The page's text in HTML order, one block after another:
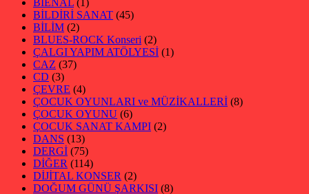
BİLDİRİ SANAT (45)
BİLİM (2)
BLUES-ROCK Konseri (2)
ÇALGI YAPIM ATÖLYESİ (1)
CAZ (37)
CD (3)
ÇEVRE (4)
ÇOCUK OYUNLARI ve MÜZİKALLERİ (8)
ÇOCUK OYUNU (6)
ÇOCUK SANAT KAMPI (2)
DANS (13)
DERGİ (75)
DİĞER (114)
DİJİTAL KONSER (2)
DOĞUM GÜNÜ ŞARKISI (8)